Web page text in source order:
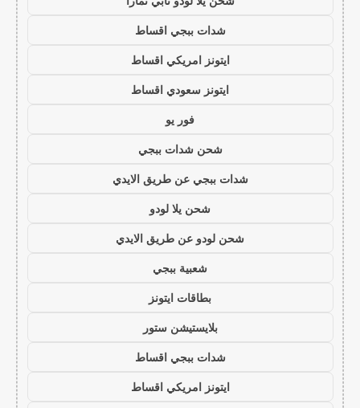
شدات ببجي اقساط
ايتونز امريكي اقساط
ايتونز سعودي اقساط
فور يو
شحن شدات ببجي
شدات ببجي عن طريق الايدي
شحن يلا لودو
شحن لودو عن طريق الايدي
شعبية ببجي
بطاقات ايتونز
بلايستيشن ستور
شدات ببجي اقساط
ايتونز امريكي اقساط